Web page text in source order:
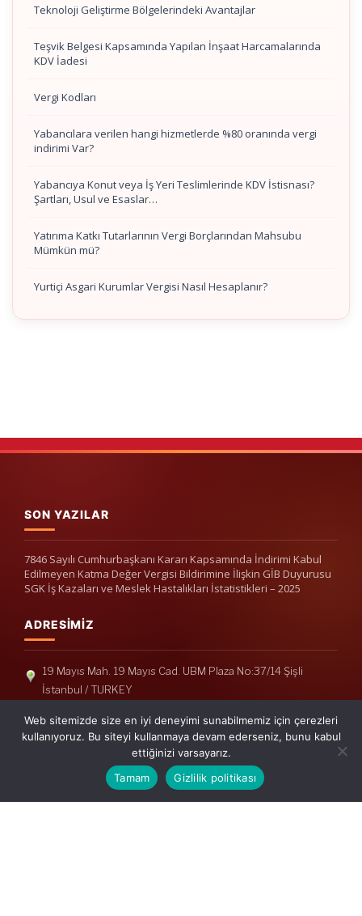
Teknoloji Geliştirme Bölgelerindeki Avantajlar
Teşvik Belgesi Kapsamında Yapılan İnşaat Harcamalarında
KDV İadesi
Vergi Kodları
Yabancılara verilen hangi hizmetlerde %80 oranında vergi
indirimi Var?
Yabancıya Konut veya İş Yeri Teslimlerinde KDV İstisnası?
Şartları, Usul ve Esaslar…
Yatırıma Katkı Tutarlarının Vergi Borçlarından Mahsubu
Mümkün mü?
Yurtiçi Asgari Kurumlar Vergisi Nasıl Hesaplanır?
SON YAZILAR
7846 Sayılı Cumhurbaşkanı Kararı Kapsamında İndirimi Kabul
Edilmeyen Katma Değer Vergisi Bildirimine İlişkin GİB Duyurusu
SGK İş Kazaları ve Meslek Hastalıkları İstatistikleri – 2025
ADRESIMIZ
19 Mayıs Mah. 19 Mayıs Cad. UBM Plaza No:37/14 Şişli
İstanbul / TURKEY
Telefon: +90(212) 240 33 39
Telefon: +90(212) 248 19 36
info@erisymm.com
Web sitemizde size en iyi deneyimi sunabilmemiz için çerezleri
kullanıyoruz. Bu siteyi kullanmaya devam ederseniz, bunu kabul
ettiğinizi varsayarız.
Tamam
Gizlilik politikası